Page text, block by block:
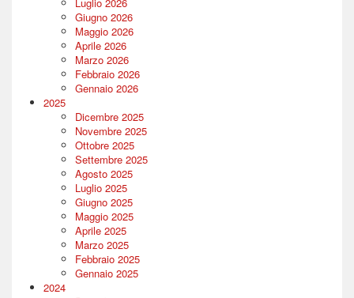
Giugno 2026
Maggio 2026
Aprile 2026
Marzo 2026
Febbraio 2026
Gennaio 2026
2025
Dicembre 2025
Novembre 2025
Ottobre 2025
Settembre 2025
Agosto 2025
Luglio 2025
Giugno 2025
Maggio 2025
Aprile 2025
Marzo 2025
Febbraio 2025
Gennaio 2025
2024